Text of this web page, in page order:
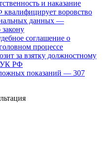
и наказание
квалифицирует воровство
данных —
закону
соглашение о
процессе
за взятку должностному
УК РФ
ложных показаний — 307